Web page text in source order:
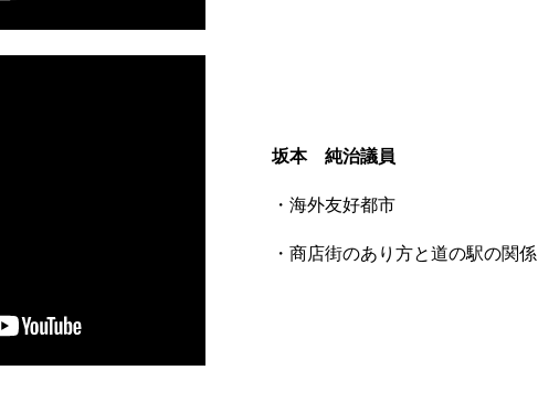
坂本 純治議員
・海外友好都市
・商店街のあり方と道の駅の関係